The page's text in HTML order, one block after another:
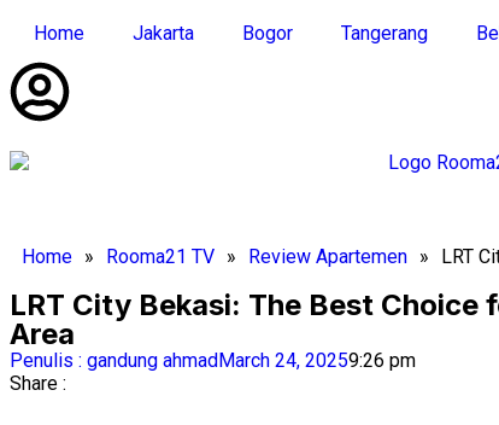
Home Jakarta Bogor Tangerang
Home » Rooma21 TV » Review Apartemen » LRT
LRT City Bekasi: The Best Choice
Area
Penulis : gandung ahmadMarch 24, 20259:26 pm
Share :